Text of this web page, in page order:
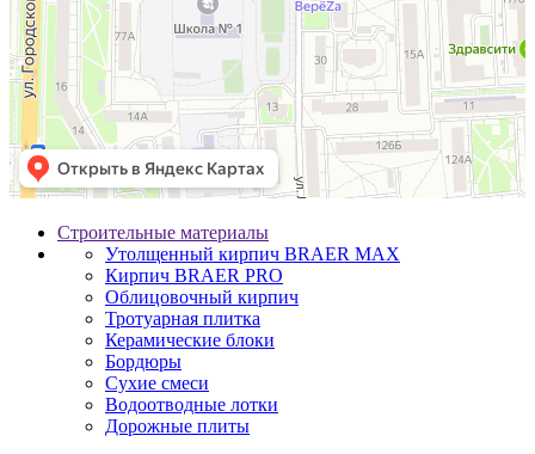
Строительные материалы
Утолщенный кирпич BRAER MAX
Кирпич BRAER PRO
Облицовочный кирпич
Тротуарная плитка
Керамические блоки
Бордюры
Сухие смеси
Водоотводные лотки
Дорожные плиты